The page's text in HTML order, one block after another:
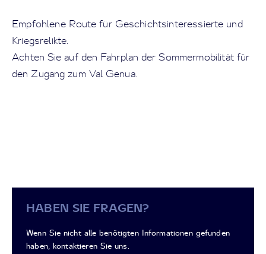
Empfohlene Route für Geschichtsinteressierte und
Kriegsrelikte.
Achten Sie auf den Fahrplan der Sommermobilität für
den Zugang zum Val Genua.
HABEN SIE FRAGEN?
Wenn Sie nicht alle benötigten Informationen gefunden
haben, kontaktieren Sie uns.